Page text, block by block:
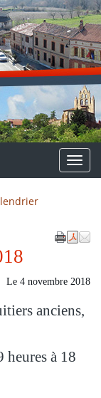
Menu
Le 4 novembre 2018
anciens,
heures à 18